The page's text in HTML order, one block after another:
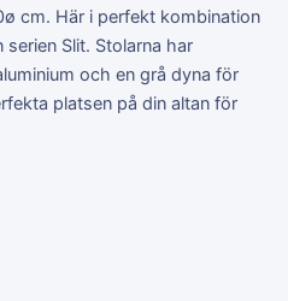
cm. Här i perfekt kombination
Slit. Stolarna har
och en grå dyna för
platsen på din altan för